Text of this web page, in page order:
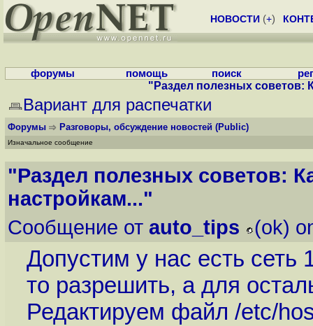
НОВОСТИ (+)
форумы помощь поиск
"Раздел полезных советов:
Вариант для распечатки
Форумы Разговоры, обсуждение новостей (Public)
Изначальное сообщение
"Раздел полезных советов:
настройкам..."
Сообщение от auto_tips (ok)
Допустим у нас есть сеть
то разрешить, а для
Редактируем файл /etc/